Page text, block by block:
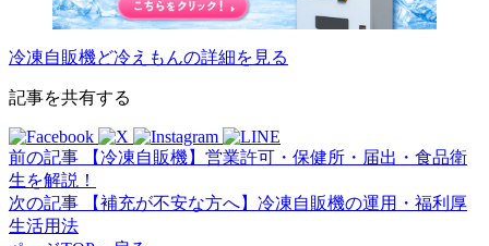
冷凍自販機ど冷えもんの詳細を見る
記事を共有する
前の記事
【冷凍自販機】営業許可・保健所・届出・食品衛
生を解説！
次の記事
【補充が不安な方へ】冷凍自販機の運用・福利厚
生活用法